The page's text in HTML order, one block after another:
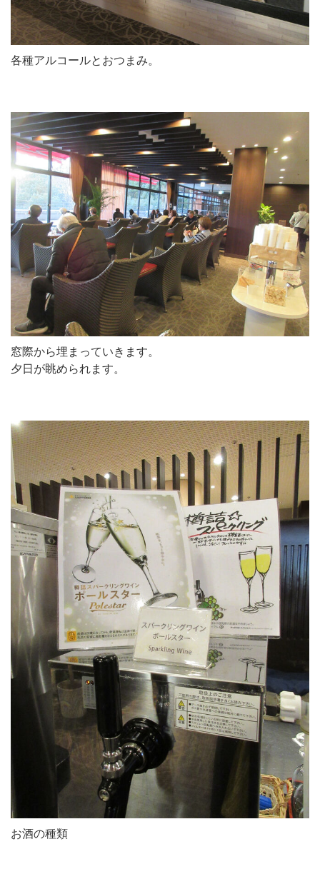
各種アルコールとおつまみ。
窓際から埋まっていきます。
夕日が眺められます。
お酒の種類